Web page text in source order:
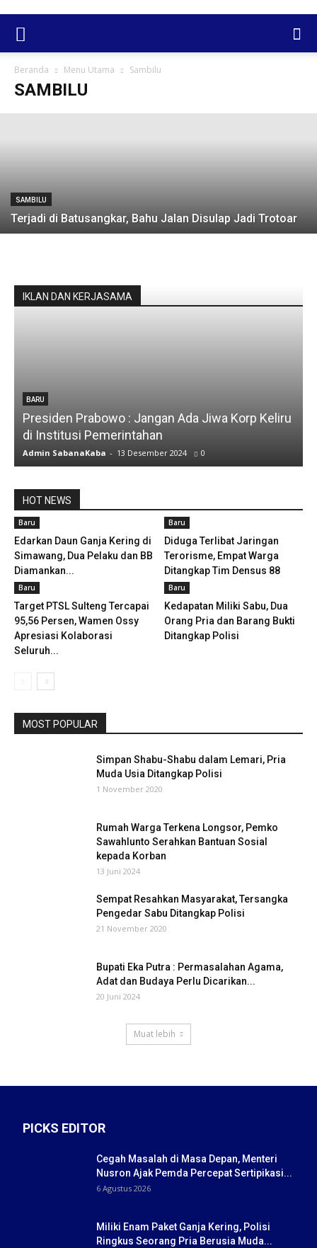
Beranda Menu Utama Sambilu
SAMBILU
Anton Yondra : Jangan Bicara Pariwisata
Jika Akses Jalan Rusak Parah
Admin SabanaKaba
SAMBILU
Terjadi di Batusangkar, Bahu Jalan Disulap Jadi Trotoar
IKLAN DAN KERJASAMA
BARU
Presiden Prabowo : Jangan Ada Jiwa Korp Keliru
di Institusi Pemerintahan
Admin SabanaKaba - 13 Desember 2024 0
HOT NEWS
Baru
Edarkan Daun Ganja Kering di
Simawang, Dua Pelaku dan BB
Diamankan...
Baru
Diduga Terlibat Jaringan
Terorisme, Empat Warga
Ditangkap Tim Densus 88
Baru
Target PTSL Sulteng Tercapai
95,56 Persen, Wamen Ossy
Apresiasi Kolaborasi
Seluruh...
Baru
Kedapatan Miliki Sabu, Dua
Orang Pria dan Barang Bukti
Ditangkap Polisi
MOST POPULAR
Simpan Shabu-Shabu dalam Lemari, Pria
Muda Usia Ditangkap Polisi
1 November 2020
Rumah Warga Terkena Longsor, Pemko
Sawahlunto Serahkan Bantuan Sosial
kepada Korban
13 Juni 2024
Sempat Resahkan Masyarakat, Tersangka
Pengedar Sabu Ditangkap Polisi
21 November 2020
Bupati Eka Putra : Permasalahan Agama,
Adat dan Budaya Perlu Dicarikan...
20 Juni 2024
Muat lebih
PICKS EDITOR
Cegah Masalah di Masa Depan, Menteri
Nusron Ajak Pemda Percepat Sertipikasi...
6 Agustus 2026
Miliki Enam Paket Ganja Kering, Polisi
Ringkus Seorang Pria Berusia Muda...